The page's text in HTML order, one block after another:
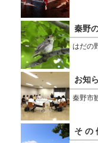
秦野
はだの
お知
秦野市
そ の